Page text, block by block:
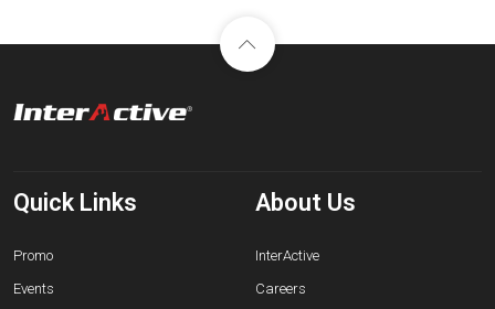
Quick Links
Promo
Events
About Us
InterActive
Careers